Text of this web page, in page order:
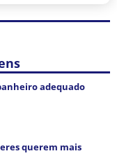
adequado
querem mais